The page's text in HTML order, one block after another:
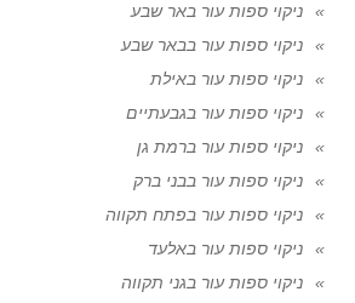
ניקוי ספות עור באר שבע
ניקוי ספות עור בבאר שבע
ניקוי ספות עור באילת
ניקוי ספות עור בגבעתיים
ניקוי ספות עור ברמת גן
ניקוי ספות עור בבני ברק
ניקוי ספות עור בפתח תקווה
ניקוי ספות עור באלעד
ניקוי ספות עור בגני תקווה